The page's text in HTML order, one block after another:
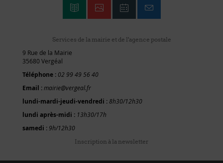
Services de la mairie et de l'agence postale
9 Rue de la Mairie
35680 Vergéal
Téléphone : 02 99 49 56 40
Email :mairie@vergeal.fr
lundi-mardi-jeudi-vendredi :8h30/12h30
lundi après-midi : 13h30/17h
samedi : 9h/12h30
Inscription à la newsletter